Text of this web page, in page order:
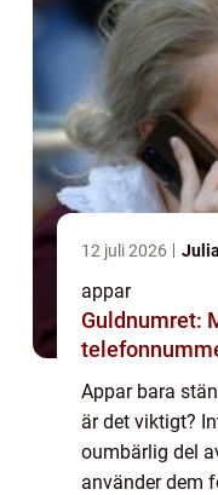
12 juli 2026
appar
Guldnumret:
Appar bara
är det viktigt?
oumbärlig del
använder dem